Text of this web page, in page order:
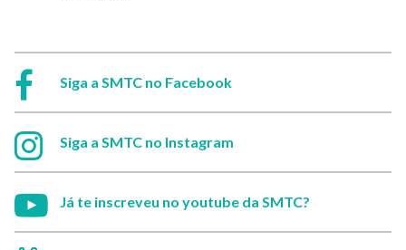
Facebook:
Siga a SMTC no Facebook
Instagram:
Siga a SMTC no Instagram
Youtube:
Já te inscreveu no youtube da SMTC?